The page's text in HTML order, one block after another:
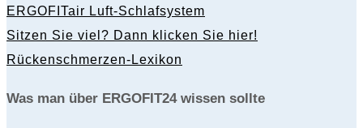
ERGOFITair Luft-Schlafsystem
Sitzen Sie viel? Dann klicken Sie hier!
Rückenschmerzen-Lexikon
Was man über ERGOFIT24 wissen sollte